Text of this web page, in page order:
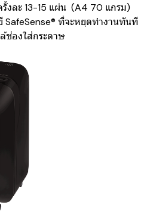
งละ 13-15 แผ่น (A4 70 แกรม)
SafeSense® ที่จะหยุดทำงานทันที
ช่องใส่กระดาษ